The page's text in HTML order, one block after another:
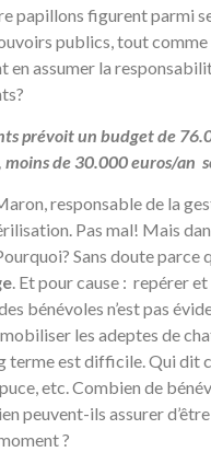
papillons figurent parmi
publics, tout
en assumer la
prévoit un budget de
de 30.000 euros/an
responsable de la
Pas mal! Mais
Sans doute parce
. Et pour cause : repérer
bénévoles n’est pas
les adeptes de
est difficile. Qui dit
etc. Combien de
peuvent-ils assurer
?